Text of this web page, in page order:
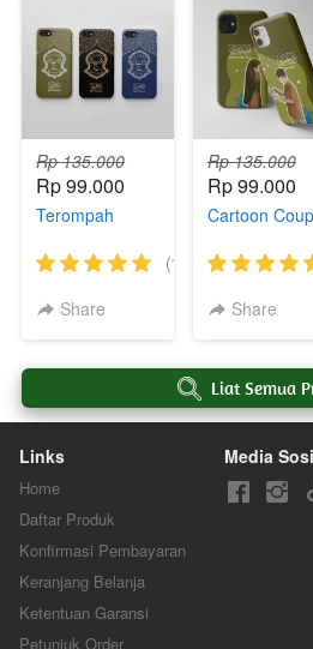
Rp 135.000
Rp 99.000
Terompah
(18)
Share
Rp 135.000
Rp 99.000
Cartoon
Share
` Liat Semua
Links
Home
Daftar Produk
Konfirmasi Pembayaran
Keranjang Belanja
Ketentuan Garansi
Petunjuk Order
Media